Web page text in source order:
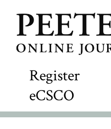
Register
eCSCO